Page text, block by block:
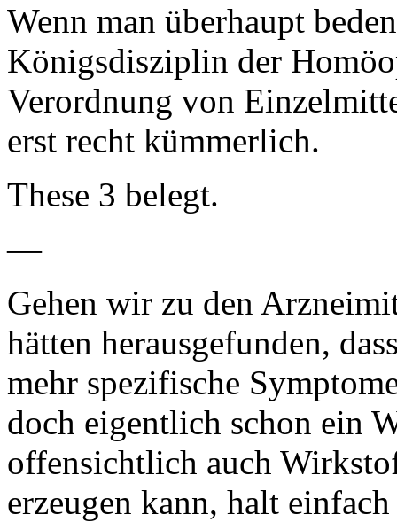
Wenn man überhaupt
Königsdisziplin der
Verordnung von
erst recht kümmerlich.
These 3 belegt.
—
Gehen wir zu den
hätten herausgefunden,
mehr spezifische
doch eigentlich schon ein
offensichtlich auch
erzeugen kann, halt